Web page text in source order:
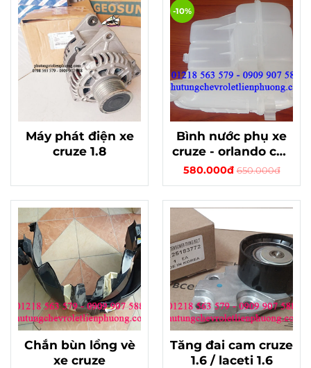
Máy phát điện xe
cruze 1.8
Bình nước phụ xe
cruze - orlando cdx
chính hãng
580.000đ 650.000đ
-10%
Chắn bùn lồng vè
xe cruze
Tăng đai cam cruze
1.6 / laceti 1.6